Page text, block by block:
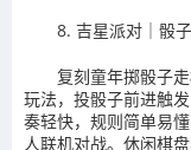
8. 吉星派对｜骰
复刻童年掷骰子
玩法，投骰子前进触
奏轻快，规则简单易
人联机对战。休闲棋